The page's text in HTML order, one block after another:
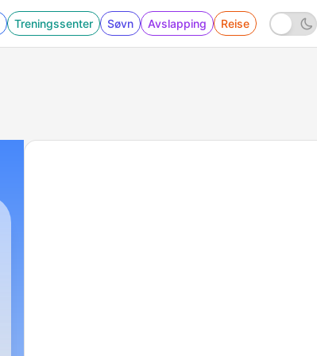
Treningssenter Søvn Avslapping Reise